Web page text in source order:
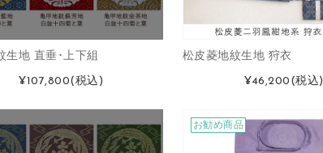
生地 直垂･上下組
¥107,800(税込)
松皮菱地紋生地 狩衣
¥46,200 (税込)
お勧め商品